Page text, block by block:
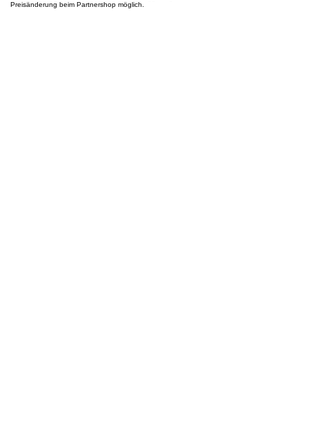
Preisänderung beim Partnershop möglich.